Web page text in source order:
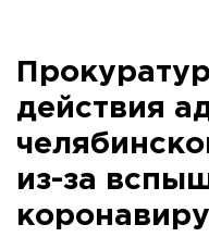
действия
из-за